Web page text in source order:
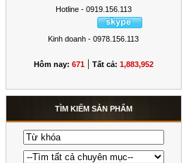
Hotline - 0919.156.113
Kinh doanh - 0978.156.113
Hôm nay: 671 | Tất cả: 1,883,952
TÌM KIẾM SẢN PHẨM